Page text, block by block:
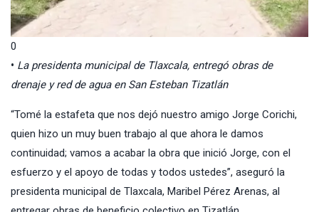
0
• La presidenta municipal de Tlaxcala, entregó obras de
drenaje y red de agua en San Esteban Tizatlán
“Tomé la estafeta que nos dejó nuestro amigo Jorge Corichi,
quien hizo un muy buen trabajo al que ahora le damos
continuidad; vamos a acabar la obra que inició Jorge, con el
esfuerzo y el apoyo de todas y todos ustedes”, aseguró la
presidenta municipal de Tlaxcala, Maribel Pérez Arenas, al